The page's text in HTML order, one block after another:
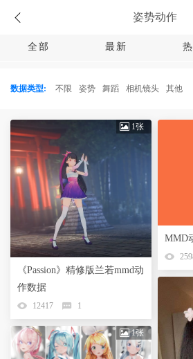
姿势动作
全部 最新
数据类型: 不限 姿势 舞蹈 相机镜头 其他
1张
《Passion》精修版兰若mmd动
作数据
12417 1
1张
MMD